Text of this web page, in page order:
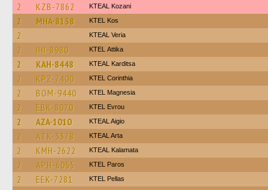
2 KZB-7862 KTEAL Kozani
2 MHA-8138 KTEL Kos
2 KTEAL Veria
2 IHI-8980 KΤΕL Αttika
2 KAH-8448 KTEAL Karditsa
2 KPZ-7400 KTEL Corinthia
2 BOM-9440 ΚΤΕL Magnesia
2 EBK-8070 KTEL Evrou
2 AZA-1010 KTEAL Aigio
2 ATK-3378 KTEAL Arta
2 KMH-2622 KTEAL Kalamata
2 APH-6055 KTEL Paros
2 EEK-7281 KTEL Pellas